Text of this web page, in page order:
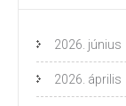
2026. június
2026. április